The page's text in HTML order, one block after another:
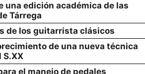
una edición académica de las
Tárrega
de los guitarrista clásicos
de una nueva técnica
el manejo de pedales